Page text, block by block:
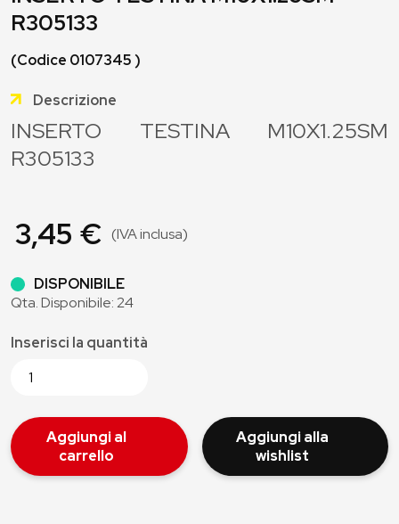
R305133
(Codice 0107345 )
Descrizione
INSERTO TESTINA M10X1.25SM
R305133
3,45 € (IVA inclusa)
DISPONIBILE
Qta. Disponibile: 24
Inserisci la quantità
Aggiungi al
carrello
Aggiungi alla
wishlist